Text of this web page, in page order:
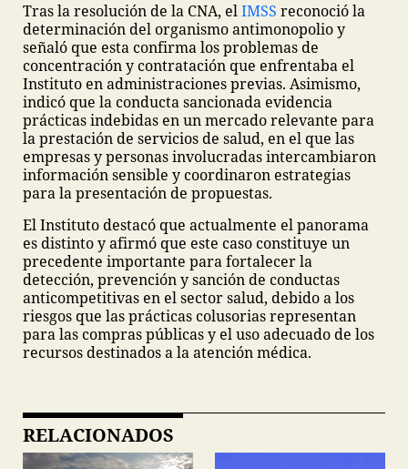
Tras la resolución de la CNA, elIMSS reconoció la
determinación del organismo antimonopolio y
señaló que esta confirma los problemas de
concentración y contratación que enfrentaba el
Instituto en administraciones previas. Asimismo,
indicó que la conducta sancionada evidencia
prácticas indebidas en un mercado relevante para
la prestación de servicios de salud, en el que las
empresas y personas involucradas intercambiaron
información sensible y coordinaron estrategias
para la presentación de propuestas.
El Instituto destacó que actualmente el panorama
es distinto y afirmó que este caso constituye un
precedente importante para fortalecer la
detección, prevención y sanción de conductas
anticompetitivas en el sector salud, debido a los
riesgos que las prácticas colusorias representan
para las compras públicas y el uso adecuado de los
recursos destinados a la atención médica.
RELACIONADOS